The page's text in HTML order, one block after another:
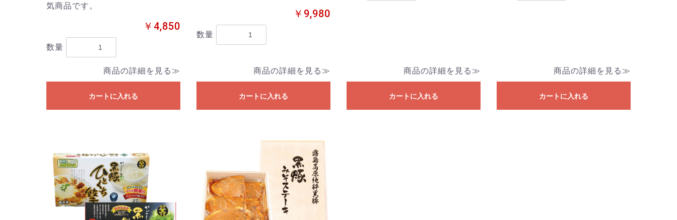
気商品です。
￥4,850
数量
商品の詳細を見る≫
カートに入れる
￥9,980
数量
商品の詳細を見る≫
カートに入れる
商品の詳細を見る≫
カートに入れる
商品の詳細を見る≫
カートに入れる